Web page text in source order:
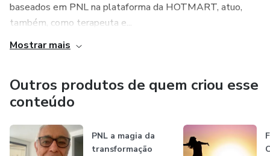
baseados em PNL na plataforma da HOTMART, atuo,
também, como terapeuta e...
Mostrar mais
Outros produtos de quem criou esse
conteúdo
PNL a magia da
transformação